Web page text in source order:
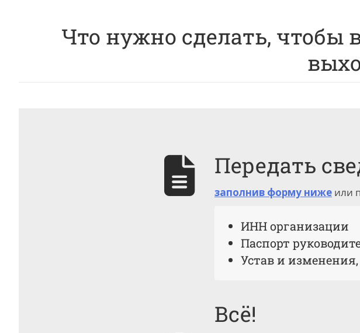
Что нужно сделать, чтобы
Передать
заполнив форму ниже или
ИНН организации
Паспорт
Устав и
Всё!